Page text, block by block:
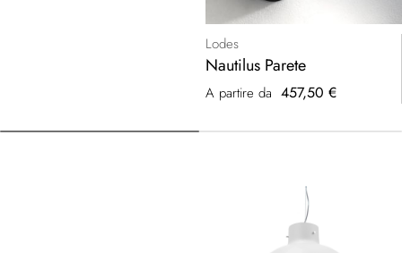
Lodes
Nautilus Parete
A partire da 457,50 €